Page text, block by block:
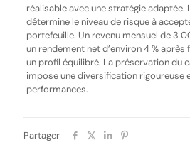
réalisable avec une stratégie adaptée.
détermine le niveau de risque à
portefeuille. Un revenu mensuel de 3
un rendement net d’environ 4 %
un profil équilibré. La préservation du
impose une diversification rigoureuse
performances.
Partager